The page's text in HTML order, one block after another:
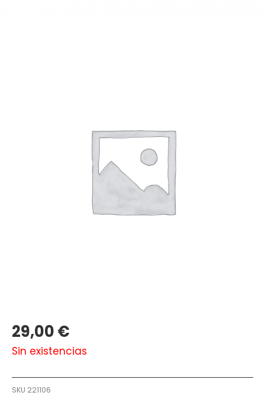
29,00€
Sin existencias
SKU 221106